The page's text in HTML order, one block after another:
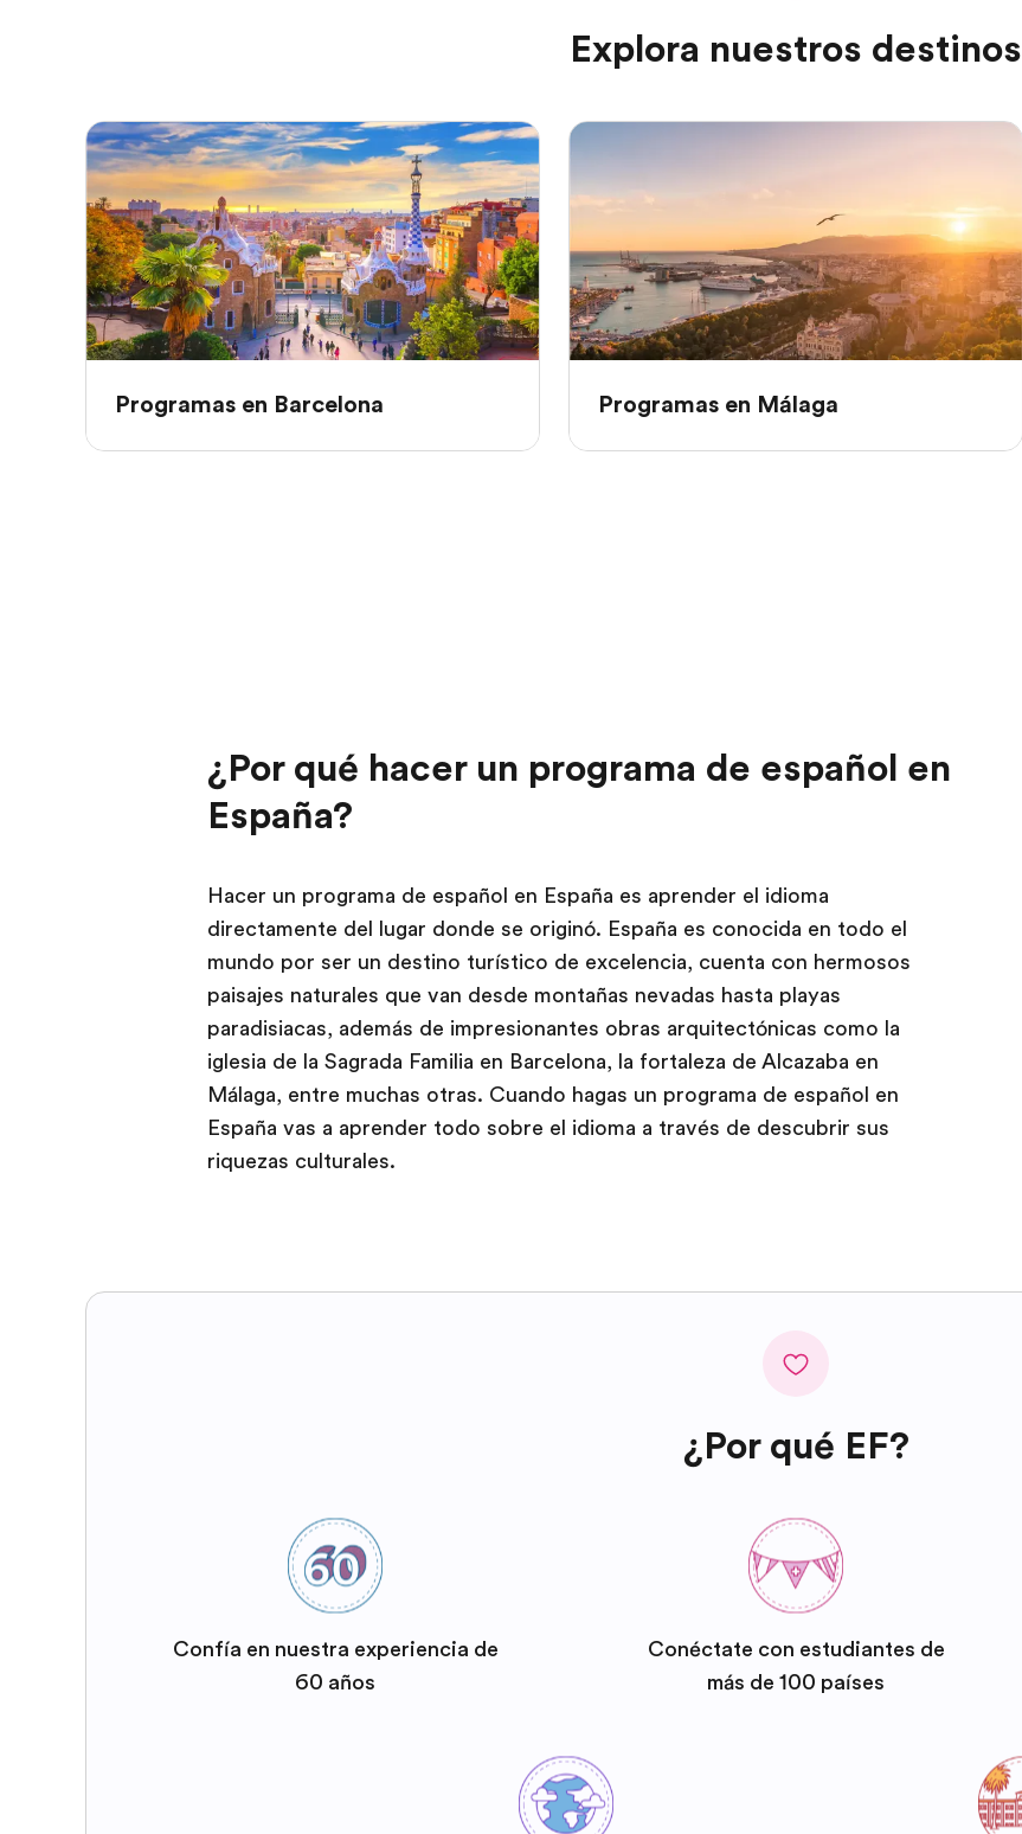
Explora nuestros destinos
Programas en Barcelona Programas en Málaga
¿Por qué hacer un programa de español en
España?
Hacer un programa de español en España es aprender el idioma
directamente del lugar donde se originó. España es conocida en todo el
mundo por ser un destino turístico de excelencia, cuenta con hermosos
paisajes naturales que van desde montañas nevadas hasta playas
paradisiacas, además de impresionantes obras arquitectónicas como la
iglesia de la Sagrada Familia en Barcelona, la fortaleza de Alcazaba en
Málaga, entre muchas otras. Cuando hagas un programa de español en
España vas a aprender todo sobre el idioma a través de descubrir sus
riquezas culturales.
¿Por qué EF?
Confía en nuestra experiencia de
60 años
Conéctate con estudiantes de
más de 100 países